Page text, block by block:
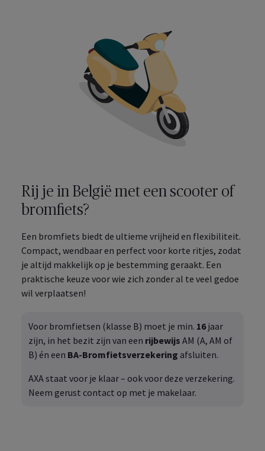
Rij je in België met een scooter of
bromfiets?
Een bromfiets biedt de ultieme vrijheid en flexibiliteit.
Compact, wendbaar en perfect voor korte ritjes, zodat
je altijd makkelijk op je bestemming geraakt. Een
praktische keuze voor wie zich zonder al te veel gedoe
wil verplaatsen!
Voor bromfietsen (klasse B) moet je min. 16jaar
zijn, in het bezit zijn van een rijbewijs AM (A, AM of
B) én een BA‑Bromfietsverzekering afsluiten.
AXA staat voor je klaar – ook voor deze verzekering.
Neem gerust contact op met je makelaar.